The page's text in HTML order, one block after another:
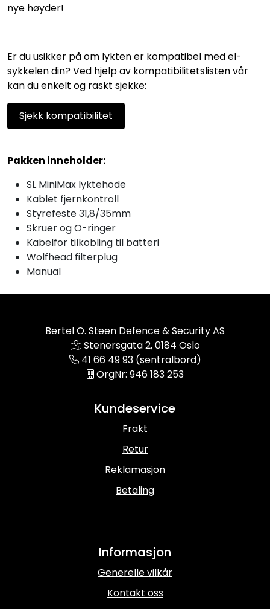
nye høyder!
Er du usikker på om lykten er kompatibel med el-
sykkelen din? Ved hjelp av kompatibilitetslisten vår
kan du enkelt og raskt sjekke:
Sjekk kompatibilitet
Pakken inneholder:
SL MiniMax lyktehode
Kablet fjernkontroll
Styrefeste 31,8/35mm
Skruer og O-ringer
Kabelfor tilkobling til batteri
Wolfhead filterplug
Manual
Bertel O. Steen Defence & Security AS
Stenersgata 2, 0184 Oslo
41 66 49 93 (sentralbord)
OrgNr: 946 183 253
Kundeservice
Frakt
Retur
Reklamasjon
Betaling
Informasjon
Generelle vilkår
Kontakt oss